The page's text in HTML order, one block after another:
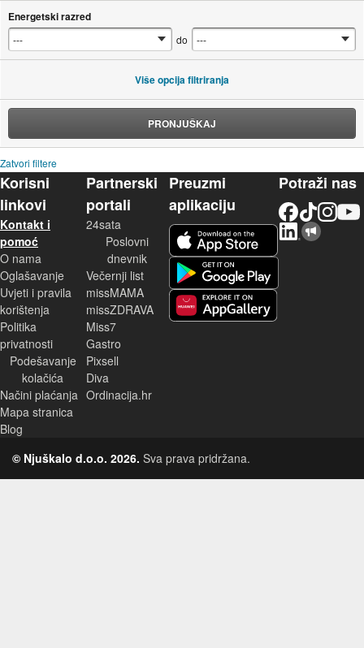
Energetski razred
do
Više opcija filtriranja
PRONJUŠKAJ
Zatvori filtere
Korisni
linkovi
Kontakt i
pomoć
O nama
Oglašavanje
Uvjeti i pravila
korištenja
Politika
privatnosti
Podešavanje
kolačića
Načini plaćanja
Mapa stranica
Blog
Partnerski
portali
24sata
Poslovni
dnevnik
Večernji list
missMAMA
missZDRAVA
Miss7
Gastro
Pixsell
Diva
Ordinacija.hr
Preuzmi
aplikaciju
Potraži nas
© Njuškalo d.o.o. 2026. Sva prava pridržana.